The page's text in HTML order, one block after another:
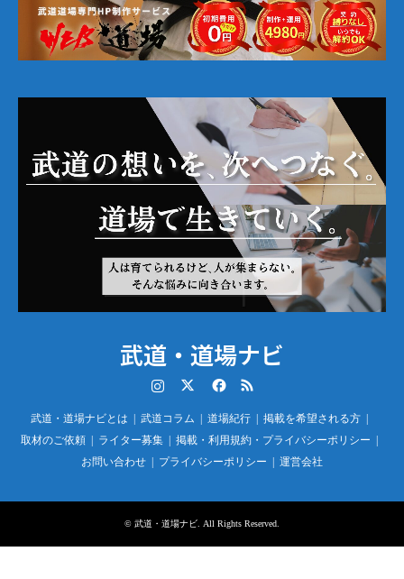
武道・道場ナビ
RSS
武道・道場ナビとは 武道コラム 道場紀行
掲載を希望される方
取材のご依頼
ライター募集
掲載・利用規約・プライバシーポリシー
お問い合わせ
プライバシーポリシー 運営会社
© 武道・道場ナビ . All Rights Reserved.